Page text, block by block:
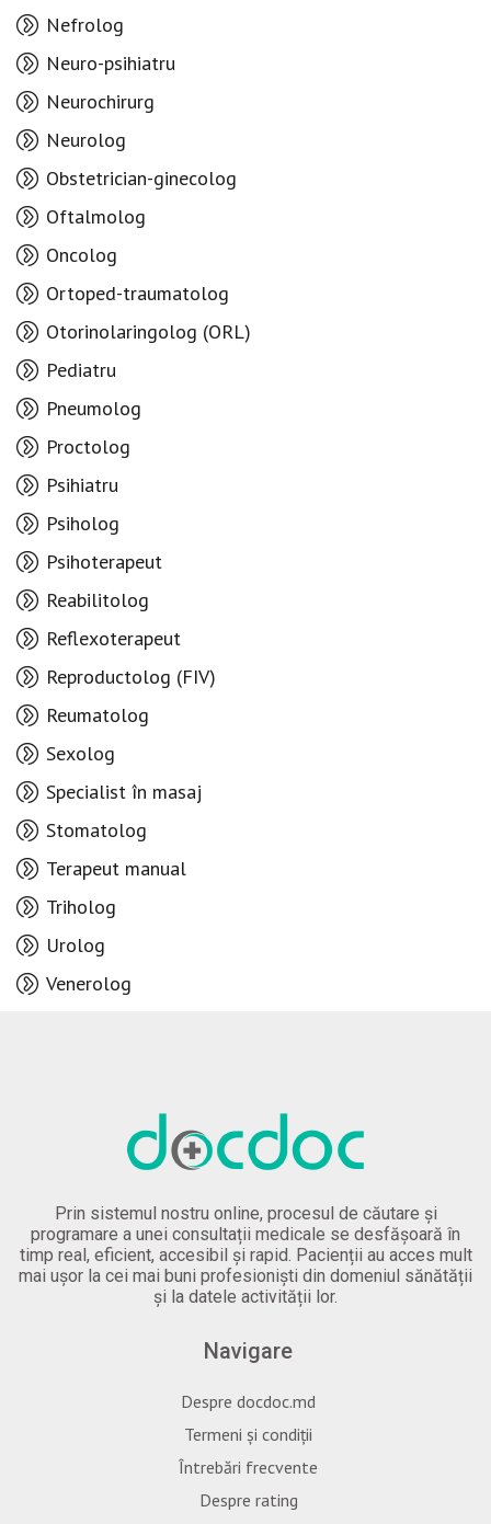
Nefrolog
Neuro-psihiatru
Neurochirurg
Neurolog
Obstetrician-ginecolog
Oftalmolog
Oncolog
Ortoped-traumatolog
Otorinolaringolog (ORL)
Pediatru
Pneumolog
Proctolog
Psihiatru
Psiholog
Psihoterapeut
Reabilitolog
Reflexoterapeut
Reproductolog (FIV)
Reumatolog
Sexolog
Specialist în masaj
Stomatolog
Terapeut manual
Triholog
Urolog
Venerolog
Prin sistemul nostru online, procesul de căutare și
programare a unei consultații medicale se desfășoară în
timp real, eficient, accesibil și rapid. Pacienții au acces mult
mai ușor la cei mai buni profesioniști din domeniul sănătății
și la datele activității lor.
Navigare
Despre docdoc.md
Termeni și condiții
Întrebări frecvente
Despre rating